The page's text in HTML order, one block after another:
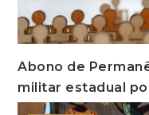
Abono de
militar estadual